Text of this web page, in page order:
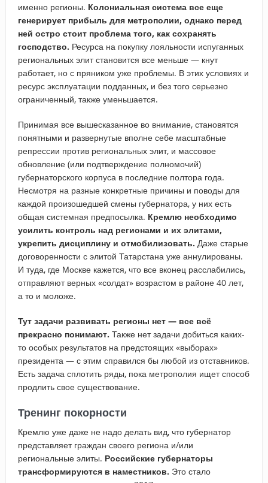
именно регионы. Колониальная система все еще
генерирует прибыль для метрополии, однако перед
ней остро стоит проблема того, как сохранять
господство. Ресурса на покупку лояльности испуганных
региональных элит становится все меньше — кнут
работает, но с пряником уже проблемы. В этих условиях и
ресурс эксплуатации подданных, и без того серьезно
ограниченный, также уменьшается.
Принимая все вышесказанное во внимание, становятся
понятными и развернутые вполне себе масштабные
репрессии против региональных элит, и массовое
обновление (или подтверждение полномочий)
губернаторского корпуса в последние полтора года.
Несмотря на разные конкретные причины и поводы для
каждой произошедшей смены губернатора, у них есть
общая системная предпосылка. Кремлю необходимо
усилить контроль над регионами и их элитами,
укрепить дисциплину и отмобилизовать. Даже старые
договоренности с элитой Татарстана уже аннулированы.
И туда, где Москве кажется, что все вконец расслабились,
отправляют верных «солдат» возрастом в районе 40 лет,
а то и моложе.
Тут задачи развивать регионы нет — все всё
прекрасно понимают. Также нет задачи добиться каких-
то особых результатов на предстоящих «выборах»
президента — с этим справился бы любой из отставников.
Есть задача сплотить ряды, пока метрополия ищет способ
продлить свое существование.
Тренинг покорности
Кремлю уже даже не надо делать вид, что губернатор
представляет граждан своего региона и/или
региональные элиты. Российские губернаторы
трансформируются в наместников. Это стало